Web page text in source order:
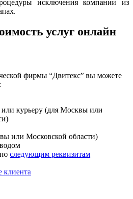
исключения компании из
услуг онлайн
фирмы “Двитекс” вы можете
курьеру (для Москвы или
или Московской области)
следующим реквизитам
клиента